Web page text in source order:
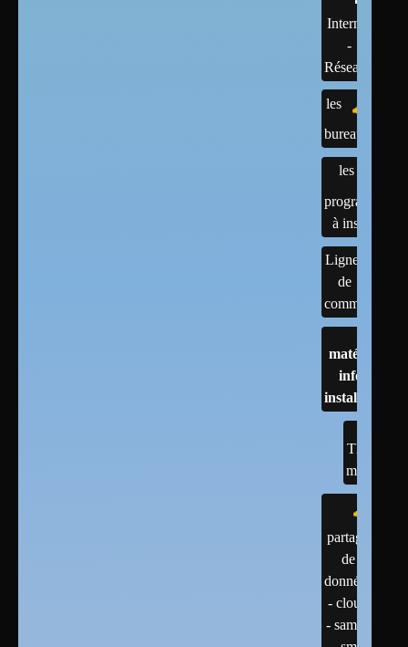
Internet
-
Réseaux
les
bureaux
les
programmes
à installer
Lignes
de
commandes
matériels :
infos et
installations
TESTS
matériel
partage
de
données
- cloud
- samba